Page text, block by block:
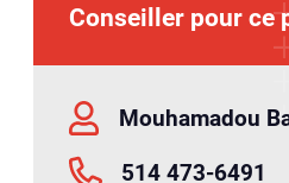
Conseiller pour ce
Mouhamadou
514 473-6491